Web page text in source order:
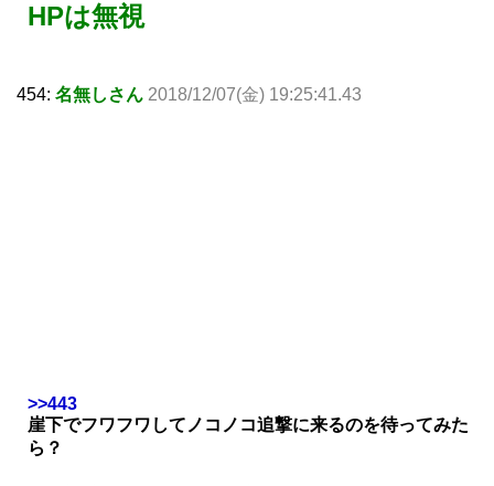
HPは無視
454: 名無しさん 2018/12/07(金) 19:25:41.43
>>443
崖下でフワフワしてノコノコ追撃に来るのを待ってみた
ら？